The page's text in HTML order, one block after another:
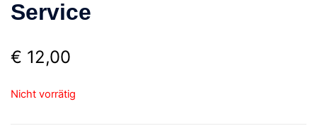
Service
€ 12,00
Nicht vorrätig